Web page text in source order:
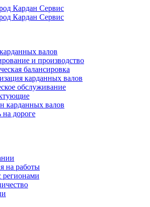
валов
и производство
балансировка
карданных валов
обслуживание
карданных валов
дороге
на работы
регионами